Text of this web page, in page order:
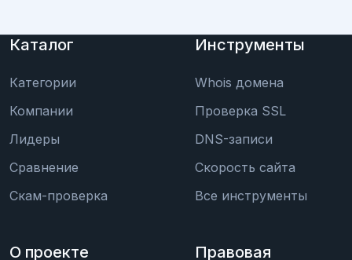
Каталог
Категории
Компании
Лидеры
Сравнение
Скам-проверка
Инструменты
Whois домена
Проверка SSL
DNS-записи
Скорость сайта
Все инструменты
О проекте Правовая